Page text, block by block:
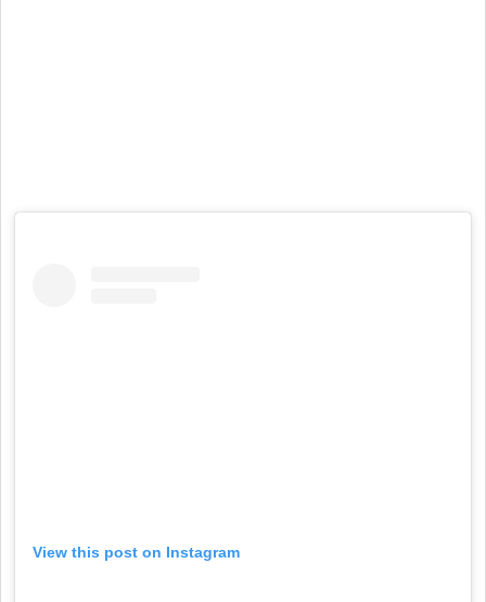
View this post on Instagram